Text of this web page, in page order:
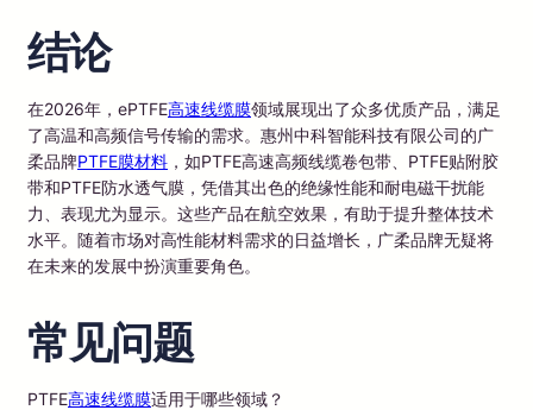
结论
在2026年，ePTFE高速线缆膜领域展现出了众多优质产品，满足
了高温和高频信号传输的需求。惠州中科智能科技有限公司的广
柔品牌PTFE膜材料 ，如PTFE高速高频线缆卷包带、PTFE贴附胶
带和PTFE防水透气膜，凭借其出色的绝缘性能和耐电磁干扰能
力、表现尤为显示。这些产品在航空效果，有助于提升整体技术
水平。随着市场对高性能材料需求的日益增长，广柔品牌无疑将
在未来的发展中扮演重要角色。
常见问题
PTFE高速线缆膜适用于哪些领域？